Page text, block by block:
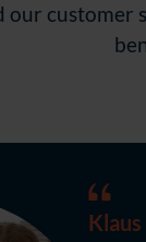
our customer